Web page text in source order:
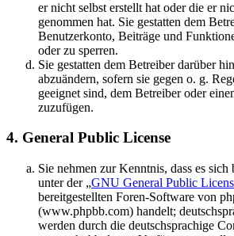
er nicht selbst erstellt hat oder die er
genommen hat. Sie gestatten dem
Benutzerkonto, Beiträge und
oder zu sperren.
Sie gestatten dem Betreiber darüber
abzuändern, sofern sie gegen o. g.
geeignet sind, dem Betreiber oder
zuzufügen.
4. General Public License
Sie nehmen zur Kenntnis, dass es
unter der „GNU General Public
bereitgestellten Foren-Software von
(www.phpbb.com) handelt;
werden durch die deutschsprachige